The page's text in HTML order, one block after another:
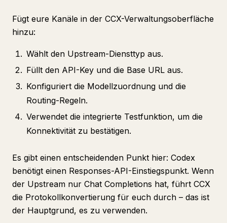
Fügt eure Kanäle in der CCX-Verwaltungsoberfläche
hinzu:
Wählt den Upstream-Diensttyp aus.
Füllt den API-Key und die Base URL aus.
Konfiguriert die Modellzuordnung und die
Routing-Regeln.
Verwendet die integrierte Testfunktion, um die
Konnektivität zu bestätigen.
Es gibt einen entscheidenden Punkt hier: Codex
benötigt einen Responses-API-Einstiegspunkt. Wenn
der Upstream nur Chat Completions hat, führt CCX
die Protokollkonvertierung für euch durch – das ist
der Hauptgrund, es zu verwenden.